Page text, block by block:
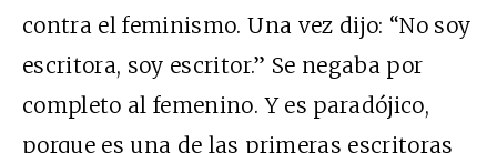
contra el feminismo. Una vez dijo: “No soy
escritora, soy escritor.” Se negaba por
completo al femenino. Y es paradójico,
porque es una de las primeras escritoras